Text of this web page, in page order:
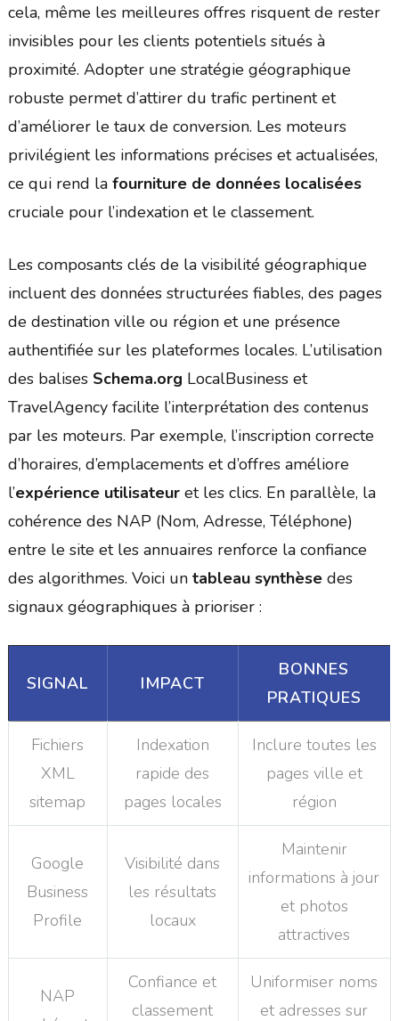
cela, même les meilleures offres risquent de rester
invisibles pour les clients potentiels situés à
proximité. Adopter une stratégie géographique
robuste permet d’attirer du trafic pertinent et
d’améliorer le taux de conversion. Les moteurs
privilégient les informations précises et actualisées,
ce qui rend la fourniture de données localisées
cruciale pour l’indexation et le classement.
Les composants clés de la visibilité géographique
incluent des données structurées fiables, des pages
de destination ville ou région et une présence
authentifiée sur les plateformes locales. L’utilisation
des balises Schema.org LocalBusiness et
TravelAgency facilite l’interprétation des contenus
par les moteurs. Par exemple, l’inscription correcte
d’horaires, d’emplacements et d’offres améliore
l’expérience utilisateuret les clics. En parallèle, la
cohérence des NAP (Nom, Adresse, Téléphone)
entre le site et les annuaires renforce la confiance
des algorithmes. Voici un tableau synthèsedes
signaux géographiques à prioriser :
SIGNAL IMPACT
BONNES
PRATIQUES
Fichiers
XML
sitemap
Indexation
rapide des
pages locales
Inclure toutes les
pages ville et
région
Google
Business
Profile
Visibilité dans
les résultats
locaux
Maintenir
informations à jour
et photos
attractives
NAP
Confiance et
classement
Uniformiser noms
et adresses sur